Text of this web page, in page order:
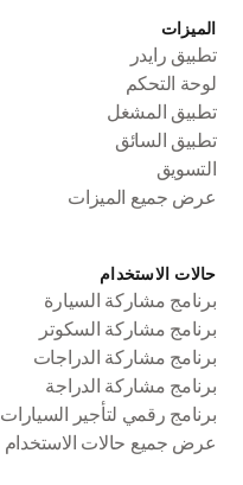
الميزات
تطبيق رايدر
لوحة التحكم
تطبيق المشغل
تطبيق السائق
التسويق
عرض جميع الميزات
حالات الاستخدام
برنامج مشاركة السيارة
برنامج مشاركة السكوتر
برنامج مشاركة الدراجات
برنامج مشاركة الدراجة
برنامج رقمي لتأجير السيارات
عرض جميع حالات الاستخدام